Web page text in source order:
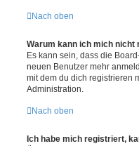
Nach oben
Warum kann ich mich nicht
Es kann sein, dass die
neuen Benutzer mehr
mit dem du dich registrieren
Administration.
Nach oben
Ich habe mich registriert,